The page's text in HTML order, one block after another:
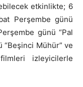
etkinlikte; 6
Perşembe günü
günü “Pal
“Beşinci Mühür” ve
izleyicilerle